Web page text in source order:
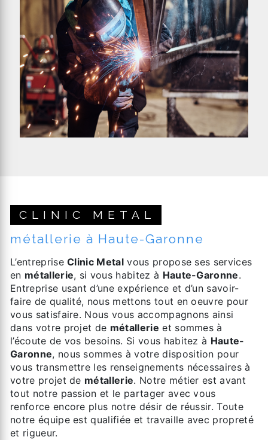
CLINIC METAL
métallerie à Haute-Garonne
L’entrepriseClinic Metal vous propose ses services
en métallerie, si vous habitez à Haute-Garonne.
Entreprise usant d’une expérience et d’un savoir-
faire de qualité, nous mettons tout en oeuvre pour
vous satisfaire. Nous vous accompagnons ainsi
dans votre projet de métallerie et sommes à
l’écoute de vos besoins. Si vous habitez à Haute-
Garonne, nous sommes à votre disposition pour
vous transmettre les renseignements nécessaires à
votre projet de métallerie. Notre métier est avant
tout notre passion et le partager avec vous
renforce encore plus notre désir de réussir. Toute
notre équipe est qualifiée et travaille avec propreté
et rigueur.